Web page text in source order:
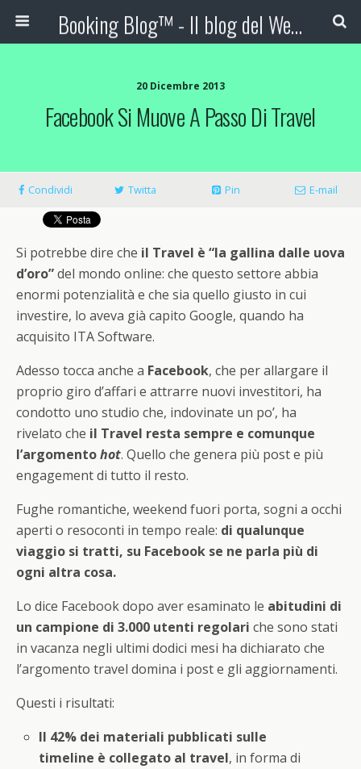
Booking Blog™ - Il blog del Web Marketing Turistico
20 Dicembre 2013
Facebook Si Muove A Passo Di Travel
Condividi Twitta Pin E-mail
Si potrebbe dire che il Travel è “la gallina dalle uova
d’oro”del mondo online: che questo settore abbia
enormi potenzialità e che sia quello giusto in cui
investire, lo aveva già capito Google, quando ha
acquisito ITA Software.
Adesso tocca anche a Facebook, che per allargare il
proprio giro d’affari e attrarre nuovi investitori, ha
condotto uno studio che, indovinate un po’, ha
rivelato che il Travel resta sempre e comunque
l’argomentohot. Quello che genera più post e più
engagement di tutto il resto.
Fughe romantiche, weekend fuori porta, sogni a occhi
aperti o resoconti in tempo reale: di qualunque
viaggio si tratti, su Facebook se ne parla più di
ogni altra cosa.
Lo dice Facebook dopo aver esaminato le abitudini di
un campione di 3.000 utenti regolari che sono stati
in vacanza negli ultimi dodici mesi ha dichiarato che
l’argomento travel domina i post e gli aggiornamenti.
Questi i risultati:
Il 42% dei materiali pubblicati sulle
timeline è collegato al travel, in forma di